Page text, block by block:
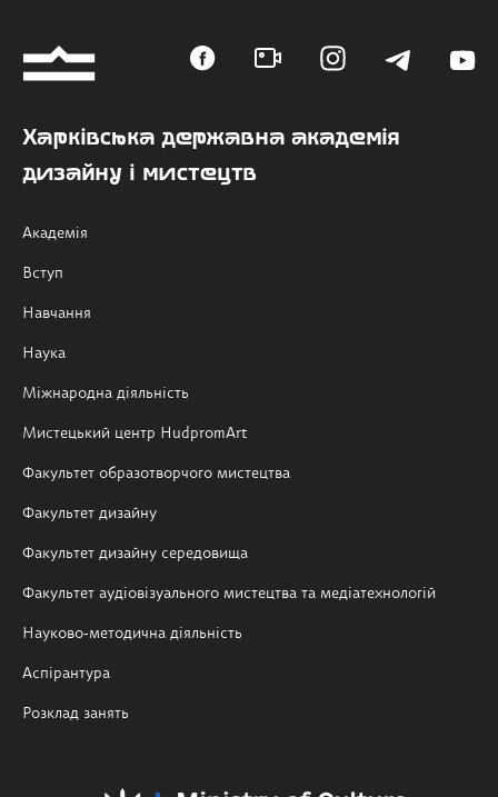
Харківська державна академія
дизайну і мистецтв
Академія
Вступ
Навчання
Наука
Міжнародна діяльність
Мистецький центр HudpromArt
Факультет образотворчого мистецтва
Факультет дизайну
Факультет дизайну середовища
Факультет аудіовізуального мистецтва та медіатехнологій
Науково-методична діяльність
Аспірантура
Розклад занять